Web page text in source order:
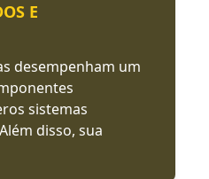
E
desempenham um
sistemas
disso, sua